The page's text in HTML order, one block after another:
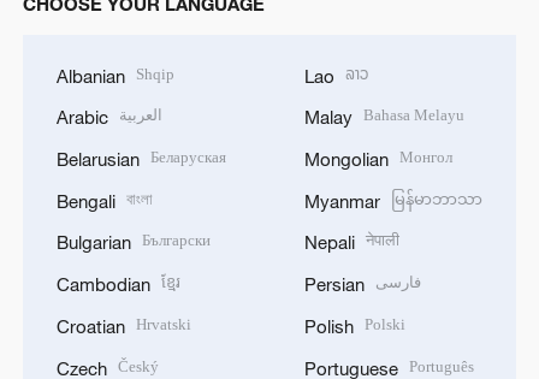
Albanian Shqip
Arabic العربية
Belarusian Беларуская
Bengali বাংলা
Bulgarian Български
Cambodian ខ្មែរ
Croatian Hrvatski
Czech Český
Lao ລາວ
Malay Bahasa Melayu
Mongolian Монгол
Myanmar မြန်မာဘာသာ
Nepali नेपाली
Persian فارسی
Polish Polski
Portuguese Português